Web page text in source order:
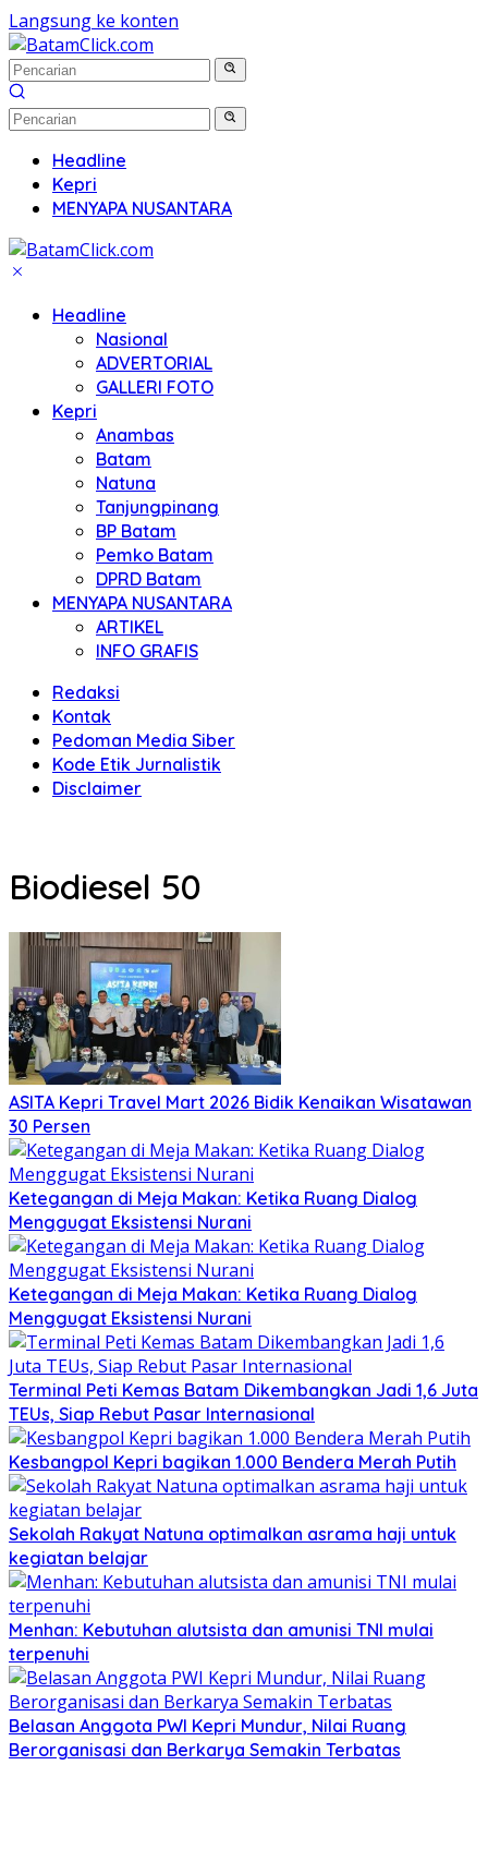
Langsung ke konten
Headline
Kepri
MENYAPA NUSANTARA
Headline
Nasional
ADVERTORIAL
GALLERI FOTO
Kepri
Anambas
Batam
Natuna
Tanjungpinang
BP Batam
Pemko Batam
DPRD Batam
MENYAPA NUSANTARA
ARTIKEL
INFO GRAFIS
Redaksi
Kontak
Pedoman Media Siber
Kode Etik Jurnalistik
Disclaimer
Biodiesel 50
ASITA Kepri Travel Mart 2026 Bidik Kenaikan Wisatawan
30 Persen
Ketegangan di Meja Makan: Ketika Ruang Dialog
Menggugat Eksistensi Nurani
Ketegangan di Meja Makan: Ketika Ruang Dialog
Menggugat Eksistensi Nurani
Terminal Peti Kemas Batam Dikembangkan Jadi 1,6 Juta
TEUs, Siap Rebut Pasar Internasional
Kesbangpol Kepri bagikan 1.000 Bendera Merah Putih
Sekolah Rakyat Natuna optimalkan asrama haji untuk
kegiatan belajar
Menhan: Kebutuhan alutsista dan amunisi TNI mulai
terpenuhi
Belasan Anggota PWI Kepri Mundur, Nilai Ruang
Berorganisasi dan Berkarya Semakin Terbatas